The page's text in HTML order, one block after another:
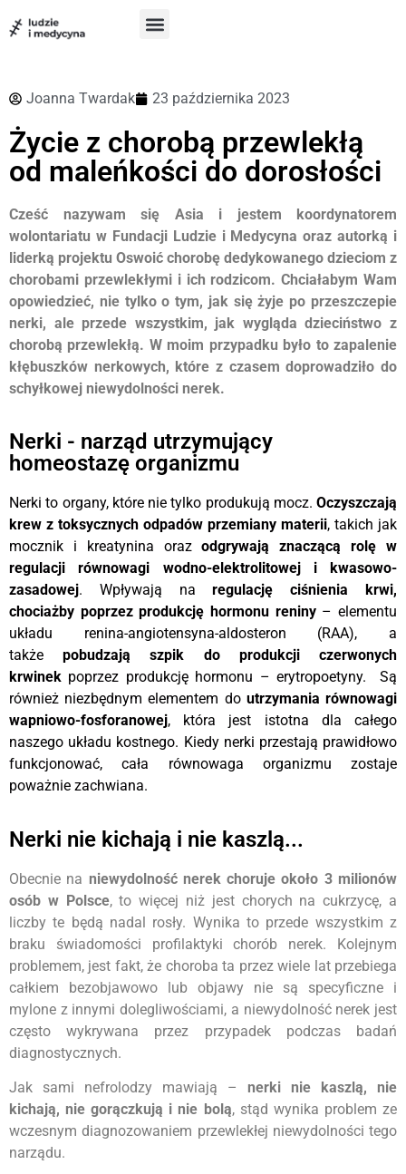
treści
Joanna Twardak 23 października 2023
Życie z chorobą przewlekłą
od maleńkości do dorosłości
Cześć nazywam się Asia i jestem koordynatorem
wolontariatu w Fundacji Ludzie i Medycyna oraz autorką i
liderką projektu Oswoić chorobę dedykowanego dzieciom z
chorobami przewlekłymi i ich rodzicom. Chciałabym Wam
opowiedzieć, nie tylko o tym, jak się żyje po przeszczepie
nerki, ale przede wszystkim, jak wygląda dzieciństwo z
chorobą przewlekłą. W moim przypadku było to zapalenie
kłębuszków nerkowych, które z czasem doprowadziło do
schyłkowej niewydolności nerek.
Nerki - narząd utrzymujący
homeostazę organizmu
Nerki to organy, które nie tylko produkują mocz. Oczyszczają
krew z toksycznych odpadów przemiany materii, takich jak
mocznik i kreatynina orazodgrywają znaczącą rolę w
regulacji równowagi wodno-elektrolitowej i kwasowo-
zasadowej. Wpływają naregulację ciśnienia krwi,
chociażby poprzez produkcję hormonu reniny– elementu
układu renina-angiotensyna-aldosteron (RAA), a
takżepobudzają szpik do produkcji czerwonych
krwinek poprzez produkcję hormonu – erytropoetyny. Są
również niezbędnym elementem do utrzymania równowagi
wapniowo-fosforanowej, która jest istotna dla całego
naszego układu kostnego. Kiedy nerki przestają prawidłowo
funkcjonować, cała równowaga organizmu zostaje
poważnie zachwiana.
Nerki nie kichają i nie kaszlą...
Obecnie na niewydolność nerek choruje około 3 milionów
osób w Polsce, to więcej niż jest chorych na cukrzycę, a
liczby te będą nadal rosły. Wynika to przede wszystkim z
braku świadomości profilaktyki chorób nerek. Kolejnym
problemem, jest fakt, że choroba ta przez wiele lat przebiega
całkiem bezobjawowo lub objawy nie są specyficzne i
mylone z innymi dolegliwościami, a niewydolność nerek jest
często wykrywana przez przypadek podczas badań
diagnostycznych.
Jak sami nefrolodzy mawiają – nerki nie kaszlą, nie
kichają, nie gorączkują i nie bolą, stąd wynika problem ze
wczesnym diagnozowaniem przewlekłej niewydolności tego
narządu.